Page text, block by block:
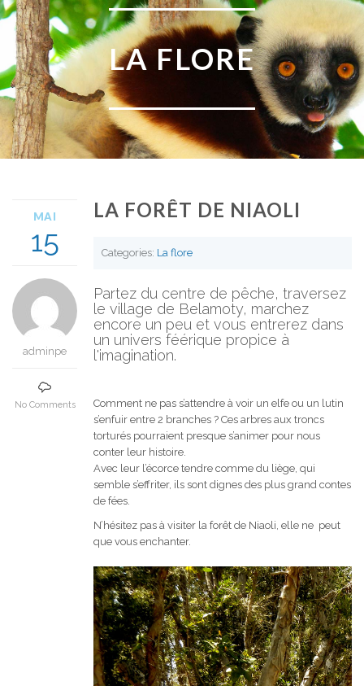
LA FLORE
MAI
15
adminpe
No Comments
LA FORÊT DE NIAOLI
Categories: La flore
Partez du centre de pêche, traversez
le village de Belamoty, marchez
encore un peu et vous entrerez dans
un univers féérique propice à
l'imagination.
Comment ne pas s’attendre à voir un elfe ou un lutin
s’enfuir entre 2 branches ? Ces arbres aux troncs
torturés pourraient presque s’animer pour nous
conter leur histoire.
Avec leur l’écorce tendre comme du liège, qui
semble s’effriter, ils sont dignes des plus grand contes
de fées.
N’hésitez pas à visiter la forêt de Niaoli, elle ne peut
que vous enchanter.